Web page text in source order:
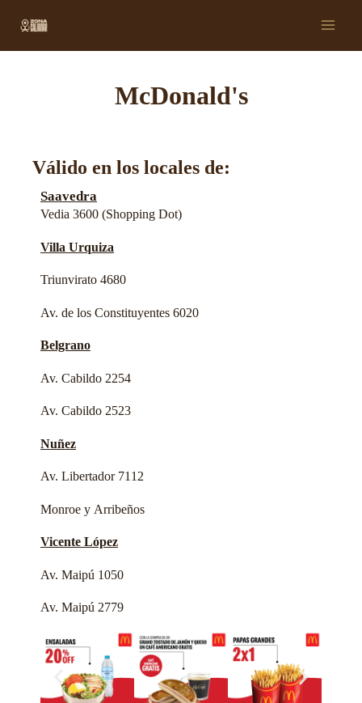
contenido
Main
McDonald's
Válido en los locales de:
Saavedra
Vedia 3600 (Shopping Dot)
Villa Urquiza
Triunvirato 4680
Av. de los Constituyentes 6020
Belgrano
Av. Cabildo 2254
Av. Cabildo 2523
Nuñez
Av. Libertador 7112
Monroe y Arribeños
Vicente López
Av. Maipú 1050
Av. Maipú 2779